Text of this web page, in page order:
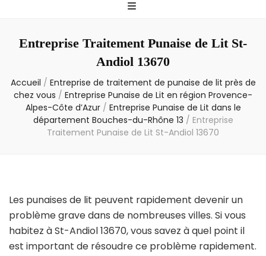
– Info
Entreprise Traitement Punaise de Lit St-
Andiol 13670
Accueil / Entreprise de traitement de punaise de lit près de
chez vous / Entreprise Punaise de Lit en région Provence-
Alpes-Côte d’Azur / Entreprise Punaise de Lit dans le
département Bouches-du-Rhône 13 / Entreprise
Traitement Punaise de Lit St-Andiol 13670
Les punaises de lit peuvent rapidement devenir un
problème grave dans de nombreuses villes. Si vous
habitez à St-Andiol 13670, vous savez à quel point il
est important de résoudre ce problème rapidement.